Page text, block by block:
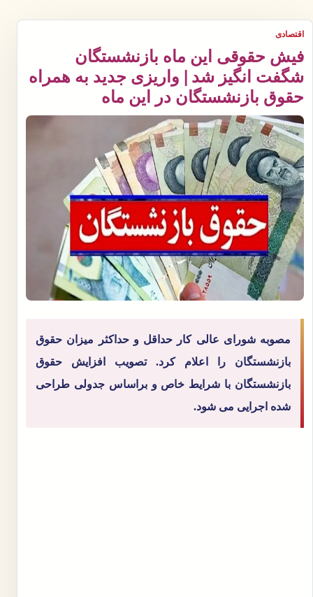
اقتصادی
فیش حقوقی این ماه بازنشستگان
شگفت انگیز شد | واریزی جدید به همراه
حقوق بازنشستگان در این ماه
مصوبه شورای عالی کار حداقل و حداکثر میزان حقوق
بازنشستگان را اعلام کرد. تصویب افزایش حقوق
بازنشستگان با شرایط خاص و براساس جدولی طراحی
شده اجرایی می شود.